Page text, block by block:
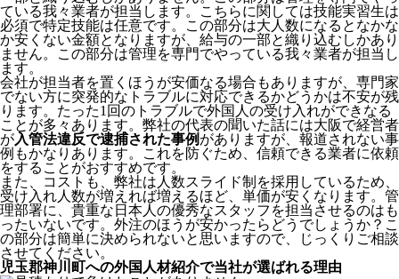
ている我々業者が担当します。こちらに関しては技能実習生は
必須で特定技能は任意です。この部分は大人数になるとなかな
か安くない金額となりますが、給与の一部と織り込むしかあり
ません。この部分は管理を専門でやっている我々業者が担当し
ます。
会社が担当者を置くほうが安価なる場合もありますが、専門家
でない方に突発的なトラブルに対応できるかどうかは不安が残
ります。たった1回のトラブルで外国人の受け入れができなる
ことが多々あります。弊社の代表の聞いた話には大阪で経営者
が入管法違反で逮捕された事例 がありますが、報道されない事
例もかなりあります。これを防ぐため、信頼できる業者に依頼
をすることがおすすめです。
また、コストも、弊社は人数スライド制を採用しているため、
受け入れ人数が増えれば増えるほど、単価が安くなります。管
理部署に、貴重な日本人の優秀なスタッフを担当させるのはも
ったいないです。外注のほうが安かったらどうでしょうか？こ
の部分は簡単に決められないと思いますので、じっくりご相談
させてください。
児玉郡神川町への外国人材紹介で当社が選ばれる理由